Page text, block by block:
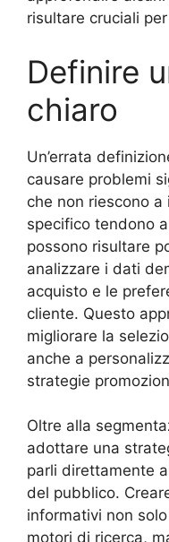
risultare cruciali
Definire
chiaro
Un’errata
causare problemi
che non riescono
specifico tendono
possono risultare
analizzare i dati
acquisto e le
cliente. Questo
migliorare la
anche a
strategie
Oltre alla
adottare una
parli direttamente
del pubblico.
informativi non
motori di ricerca,